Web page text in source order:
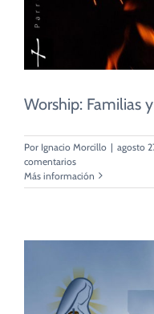
Worship: Familias
Por Ignacio Morcillo | agosto
comentarios
Más información